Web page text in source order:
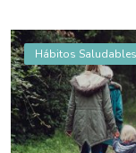
Hábitos Saludables